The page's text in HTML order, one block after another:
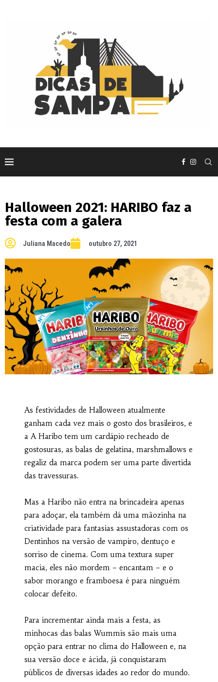
Halloween 2021: HARIBO faz a
festa com a galera
Juliana Macedo outubro 27, 2021
As festividades de Halloween atualmente
ganham cada vez mais o gosto dos brasileiros, e
a A Haribo tem um cardápio recheado de
gostosuras, as balas de gelatina, marshmallows e
regaliz da marca podem ser uma parte divertida
das travessuras.
Mas a Haribo não entra na brincadeira apenas
para adoçar, ela também dá uma mãozinha na
criatividade para fantasias assustadoras com os
Dentinhos na versão de vampiro, dentuço e
sorriso de cinema. Com uma textura super
macia, eles não mordem – encantam – e o
sabor morango e framboesa é para ninguém
colocar defeito.
Para incrementar ainda mais a festa, as
minhocas das balas Wummis são mais uma
opção para entrar no clima do Halloween e, na
sua versão doce e ácida, já conquistaram
públicos de diversas idades ao redor do mundo.